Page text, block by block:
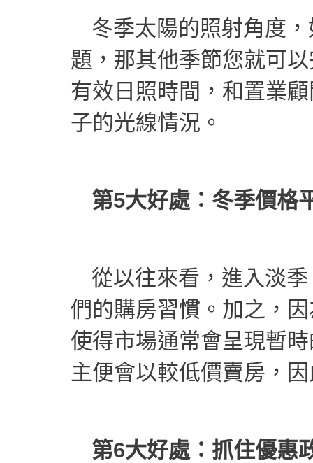
冬季太陽的照射角度
題，那其他季節您就可
有效日照時間，和置業
子的光線情況。
第5大好處：冬季價格
從以往來看，進入淡
們的購房習慣。加之，
使得市場通常會呈現暫
主便會以較低價賣房，
第6大好處：抓住優惠